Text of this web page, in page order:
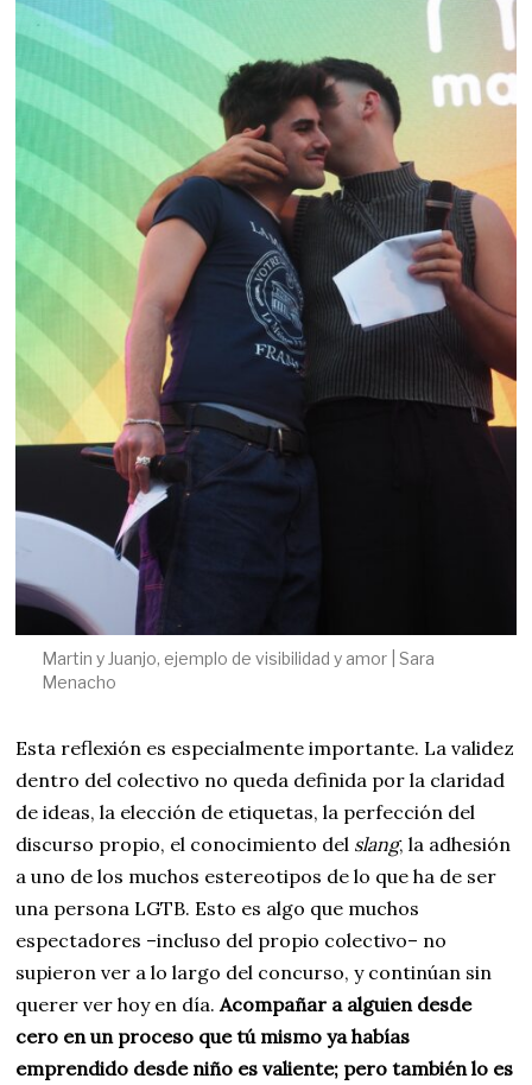
Martin y Juanjo, ejemplo de visibilidad y amor | Sara
Menacho
Esta reflexión es especialmente importante. La validez
dentro del colectivo no queda definida por la claridad
de ideas, la elección de etiquetas, la perfección del
discurso propio, el conocimiento del slang, la adhesión
a uno de los muchos estereotipos de lo que ha de ser
una persona LGTB. Esto es algo que muchos
espectadores –incluso del propio colectivo– no
supieron ver a lo largo del concurso, y continúan sin
querer ver hoy en día.Acompañar a alguien desde
cero en un proceso que tú mismo ya habías
emprendido desde niño es valiente; pero también lo es